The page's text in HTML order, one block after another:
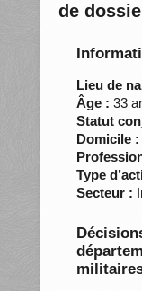
de
Lieu de
Âge : 33
Statut
Domicile :
Type
Secteur :